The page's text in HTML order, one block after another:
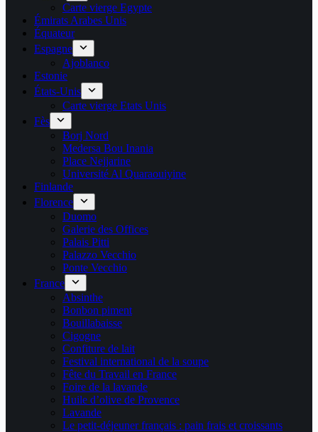
Carte vierge Egypte
Émirats Arabes Unis
Équateur
Espagne
Ajoblanco
Estonie
États-Unis
Carte vierge Etats Unis
Fès
Borj Nord
Medersa Bou Inania
Place Nejjarine
Université Al Quaraouiyine
Finlande
Florence
Duomo
Galerie des Offices
Palais Pitti
Palazzo Vecchio
Ponte Vecchio
France
Absinthe
Bonbon piment
Bouillabaisse
Cigogne
Confiture de lait
Festival international de la soupe
Fête du Travail en France
Foire de la lavande
Huile d’olive de Provence
Lavande
Le petit-déjeuner français : pain frais et croissants